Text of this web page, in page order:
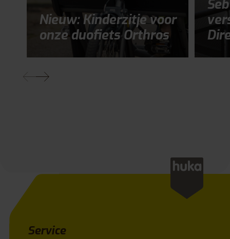
Nieuw: Kinderzitje voor
onze duofiets Orthros
Service